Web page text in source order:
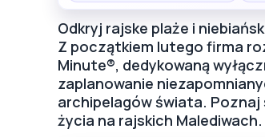
Odkryj rajske plaże i
Z początkiem lutego firma
Minute®, dedykowaną
zaplanowanie
archipelagów świata.
życia na rajskich Malediwach.